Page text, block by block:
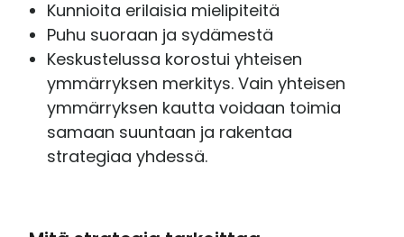
Kunnioita erilaisia mielipiteitä
Puhu suoraan ja sydämestä
Keskustelussa korostui yhteisen
ymmärryksen merkitys. Vain yhteisen
ymmärryksen kautta voidaan toimia
samaan suuntaan ja rakentaa
strategiaa yhdessä.